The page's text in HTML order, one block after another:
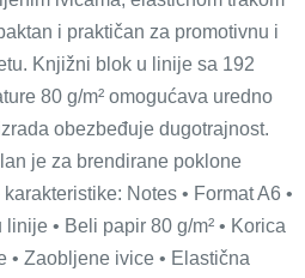
i praktičan za promotivnu i
Knjižni blok u linije sa 192
80 g/m² omogućava uredno
obezbeđuje dugotrajnost.
je za brendirane poklone
Notes • Format A6 •
• Beli papir 80 g/m² • Korica
• Zaobljene ivice • Elastična